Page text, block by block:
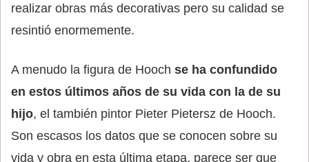
realizar obras más decorativas pero su calidad se
resintió enormemente.
A menudo la figura de Hooch se ha confundido
en estos últimos años de su vida con la de su
hijo, el también pintor Pieter Pietersz de Hooch.
Son escasos los datos que se conocen sobre su
vida y obra en esta última etapa, parece ser que